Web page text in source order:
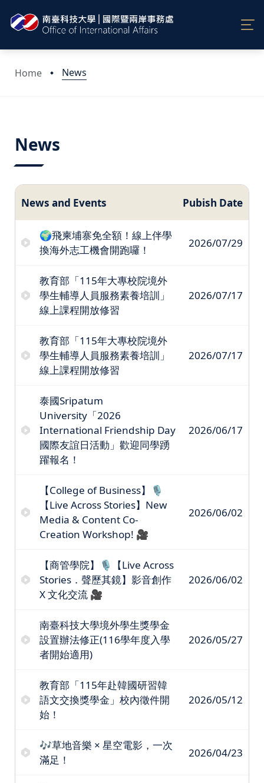
Home News
News
News and Events Pubish Date
🌍飛柬埔寨免全額！線上伴學
換海外志工機會開跑囉！
2026/07/29
教育部「115年大專校院境外
學生輔導人員服務素養培訓」
線上課程開放修習
2026/07/17
教育部「115年大專校院境外
學生輔導人員服務素養培訓」
線上課程開放修習
2026/07/17
泰國Sripatum
University「2026
International Friendship Day
國際友誼日活動」歡迎同學踴
躍報名！
2026/06/17
【College of Business】🎙️
【Live Across Stories】New
Media & Content Co-
Creation Workshop! 🎥
2026/06/02
【商管學院】🎙️【Live Across
Stories．聲歷其鏡】影音創作
X 文化交流 🎥
2026/06/02
南臺科技大學境外學生獎學金
設置辦法修正(116學年度入學
者開始適用)
2026/05/27
教育部「115年赴韓國研習韓
語文交換獎學金」校內徵件開
始！
2026/05/12
🎶草地音樂 × 星空電影，一次
滿足！
2026/04/23